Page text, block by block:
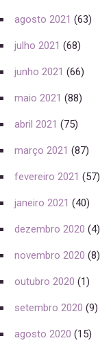
agosto 2021 (63)
julho 2021 (68)
junho 2021 (66)
maio 2021 (88)
abril 2021 (75)
março 2021 (87)
fevereiro 2021 (57)
janeiro 2021 (40)
dezembro 2020 (4)
novembro 2020 (8)
outubro 2020 (1)
setembro 2020 (9)
agosto 2020 (15)